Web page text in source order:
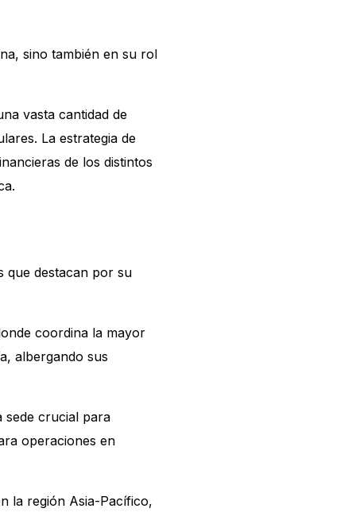
sino también en su rol
vasta cantidad de
La estrategia de
de los distintos
que destacan por su
coordina la mayor
albergando sus
sede crucial para
operaciones en
la región Asia-Pacífico,